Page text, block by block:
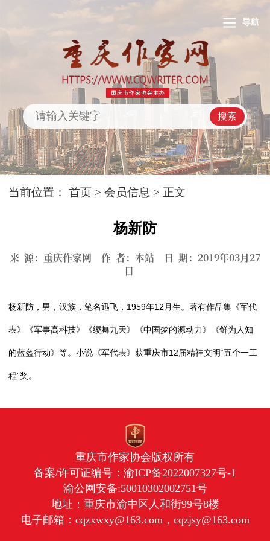
导航
搜索
当前位置：首页 >会员信息 > 正文
杨新防
来 源：重庆作家网 作 者：本站 日 期：2019年03月27
日
杨新防，男，汉族，笔名迅飞，1959年12月生。著有作品集《军代
表》《军事高科技》《缨舞九天》《中国梦的源动力》《鲜为人知
的蓝盔行动》等。小说《军代表》获重庆市12届精神文明“五个一工
程”奖。
重庆市作家协会版权所有
备案/许可证编号： 渝ICP备2022007327号-1
渝公网安备:50010302002751号
地址：重庆市渝中区人和街99号8楼
电子邮箱：cqzxwxy@163.com，cqzjsy@163.com